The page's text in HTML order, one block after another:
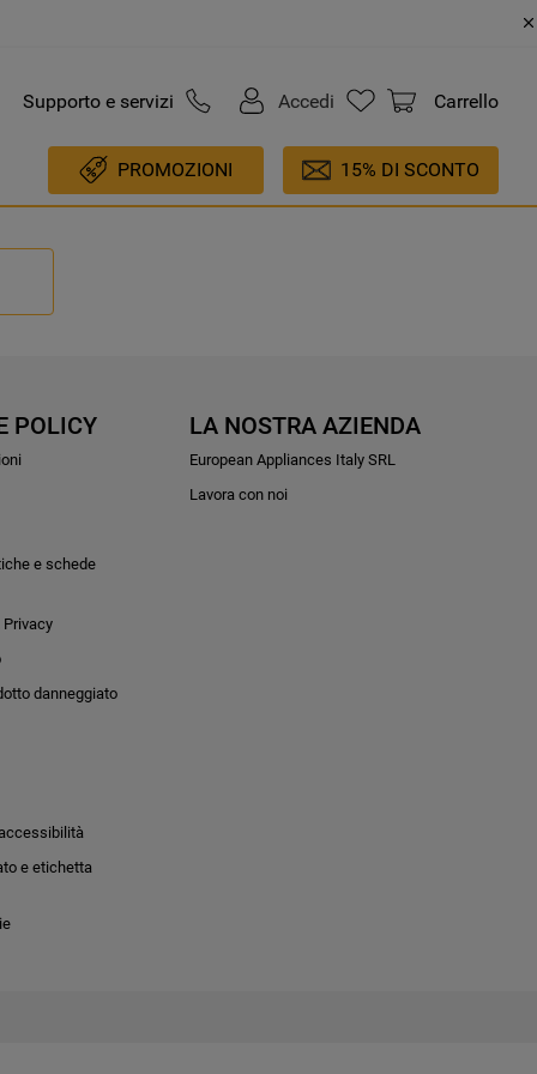
Supporto e servizi Accedi Carrello
PROMOZIONI 15% DI SCONTO
POLICY
e schede
danneggiato
e etichetta
LA NOSTRA AZIENDA
European Appliances Italy SRL
Lavora con noi